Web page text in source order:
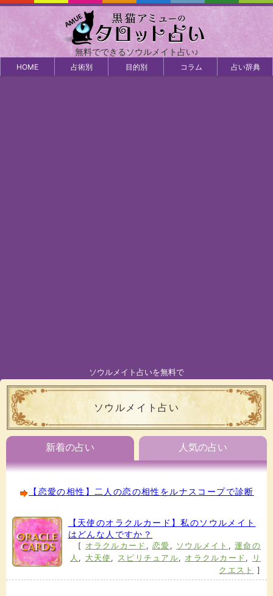
無料でできるソウルメイト占い♪
HOME 占術別 目的別 コラム 占い辞典
ソウルメイト占いを無料で
ソウルメイト占い
新着の占い 人気の占い
【恋愛の相性】二人の恋の相性をルナスコープで診断
【天使のオラクルカード】私のソウルメイト
はどんな人ですか？
[ オラクルカード ,恋愛 , ソウルメイト ,運命の
人 , 大天使 , スピリチュアル, オラクルカード ,
リ
クエスト
]